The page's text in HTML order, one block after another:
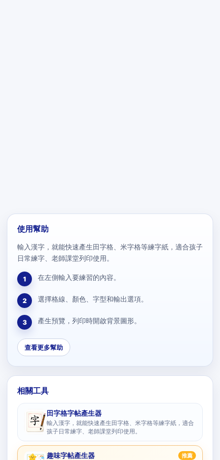
使用幫助
輸入漢字，就能快速產生田字格、米字格等練字紙，適合孩子
日常練字、老師課堂列印使用。
1 在左側輸入要練習的內容。
2 選擇格線、顏色、字型和輸出選項。
3 產生預覽，列印時開啟背景圖形。
查看更多幫助
相關工具
田字格字帖產生器
輸入漢字，就能快速產生田字格、米字格等練字紙，適合
孩子日常練字、老師課堂列印使用。
趣味字帖產生器 推薦